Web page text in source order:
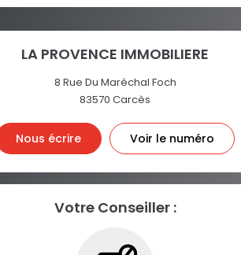
LA PROVENCE IMMOBILIERE
8 Rue Du Maréchal Foch
83570Carcès
Nous écrire Voir le numéro
Votre Conseiller :